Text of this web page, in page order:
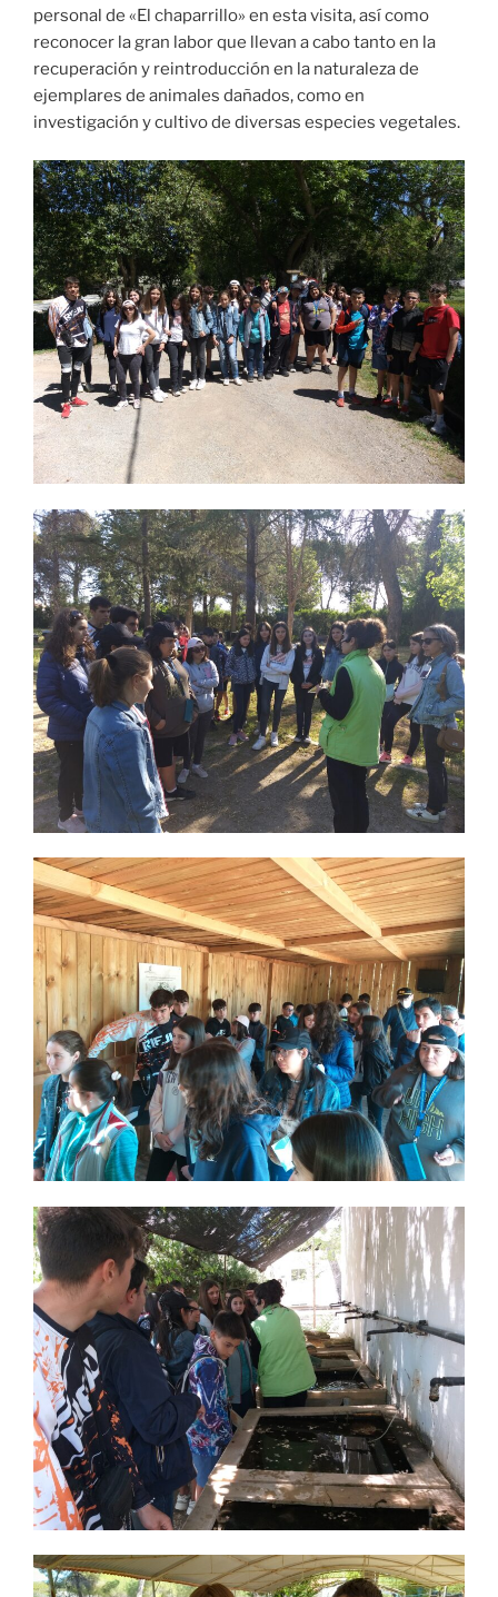
personal de «El chaparrillo» en esta visita, así como
reconocer la gran labor que llevan a cabo tanto en la
recuperación y reintroducción en la naturaleza de
ejemplares de animales dañados, como en
investigación y cultivo de diversas especies vegetales.